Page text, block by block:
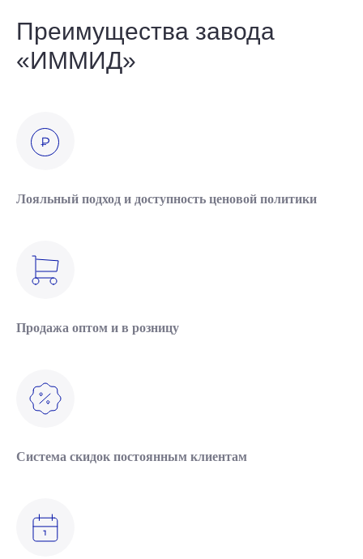
Преимущества завода
«ИММИД»
Лояльный подход и доступность ценовой политики
Продажа оптом и в розницу
Система скидок постоянным клиентам